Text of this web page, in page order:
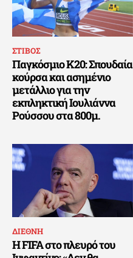
ΣΤΙΒΟΣ
Παγκόσμιο Κ20: Σπουδαία
κούρσα και ασημένιο
μετάλλιο για την
εκπληκτική Ιουλιάννα
Ρούσσου στα 800μ.
ΔΙΕΘΝΗ
Η FIFA στο πλευρό του